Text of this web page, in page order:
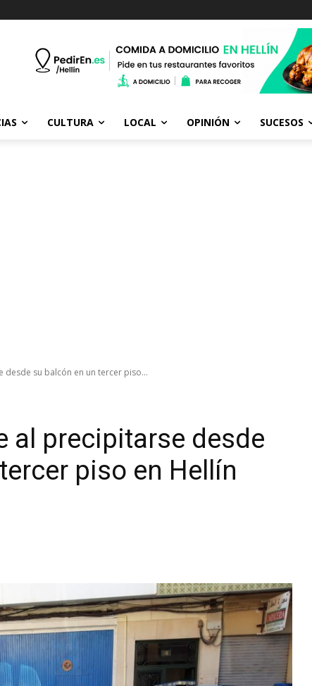
CULTURA LOCAL OPINIÓN SUCESOS
su balcón en un tercer piso...
al precipitarse desde
piso en Hellín